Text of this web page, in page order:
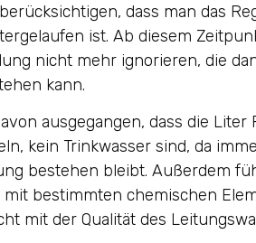
dass man das
ist. Ab diesem
nicht mehr ignorieren, die
kann.
ausgegangen, dass die Liter
kein Trinkwasser sind, da
bestehen bleibt. Außerdem
bestimmten chemischen
mit der Qualität des